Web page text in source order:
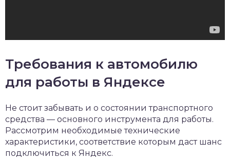
Требования к автомобилю
для работы в Яндексе
Не стоит забывать и о состоянии транспортного
средства — основного инструмента для работы.
Рассмотрим необходимые технические
характеристики, соответствие которым даст шанс
подключиться к Яндекс.